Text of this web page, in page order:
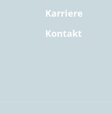
Karriere
Kontakt